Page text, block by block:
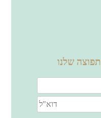
שלנו